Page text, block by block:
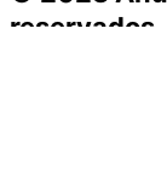
reservados